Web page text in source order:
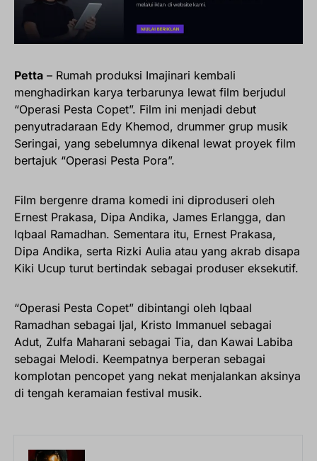
Petta – Rumah produksi Imajinari kembali
menghadirkan karya terbarunya lewat film berjudul
“Operasi Pesta Copet”. Film ini menjadi debut
penyutradaraan Edy Khemod, drummer grup musik
Seringai, yang sebelumnya dikenal lewat proyek film
bertajuk “Operasi Pesta Pora”.
Film bergenre drama komedi ini diproduseri oleh
Ernest Prakasa, Dipa Andika, James Erlangga, dan
Iqbaal Ramadhan. Sementara itu, Ernest Prakasa,
Dipa Andika, serta Rizki Aulia atau yang akrab disapa
Kiki Ucup turut bertindak sebagai produser eksekutif.
“Operasi Pesta Copet” dibintangi oleh Iqbaal
Ramadhan sebagai Ijal, Kristo Immanuel sebagai
Adut, Zulfa Maharani sebagai Tia, dan Kawai Labiba
sebagai Melodi. Keempatnya berperan sebagai
komplotan pencopet yang nekat menjalankan aksinya
di tengah keramaian festival musik.